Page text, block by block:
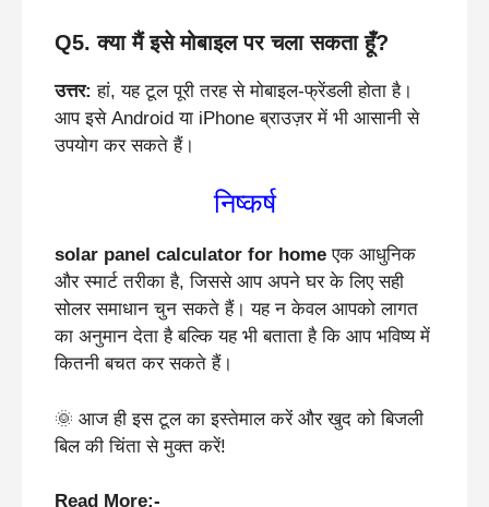
Q5. क्या मैं इसे मोबाइल पर चला सकता हूँ?
उत्तर: हां, यह टूल पूरी तरह से मोबाइल-फ्रेंडली होता है।
आप इसे Android या iPhone ब्राउज़र में भी आसानी से
उपयोग कर सकते हैं।
निष्कर्ष
solar panel calculator for home एक आधुनिक
और स्मार्ट तरीका है, जिससे आप अपने घर के लिए सही
सोलर समाधान चुन सकते हैं। यह न केवल आपको लागत
का अनुमान देता है बल्कि यह भी बताता है कि आप भविष्य में
कितनी बचत कर सकते हैं।
🌞 आज ही इस टूल का इस्तेमाल करें और खुद को बिजली
बिल की चिंता से मुक्त करें!
Read More:-